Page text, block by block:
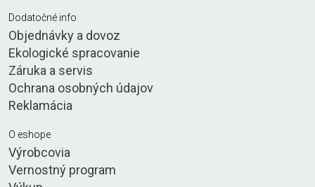
Dodatočné info
Objednávky a dovoz
Ekologické spracovanie
Záruka a servis
Ochrana osobných údajov
Reklamácia
O eshope
Výrobcovia
Vernostný program